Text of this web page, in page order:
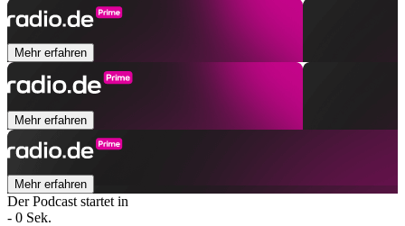
Mehr erfahren
Mehr erfahren
Mehr erfahren
Der Podcast startet in
- 0 Sek.